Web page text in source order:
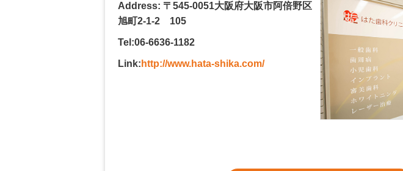
Address: 〒545-0051大阪府大阪市阿倍野区
旭町2-1-2 105
Tel:06-6636-1182
Link: http://www.hata-shika.com/